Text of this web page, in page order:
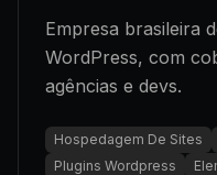
Empresa brasileira
WordPress, com
agências e devs.
Hospedagem De Sites
Plugins Wordpress